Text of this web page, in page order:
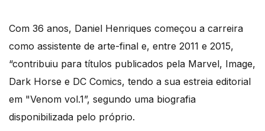
Com 36 anos, Daniel Henriques começou a carreira
como assistente de arte-final e, entre 2011 e 2015,
“contribuiu para títulos publicados pela Marvel, Image,
Dark Horse e DC Comics, tendo a sua estreia editorial
em "Venom vol.1”, segundo uma biografia
disponibilizada pelo próprio.